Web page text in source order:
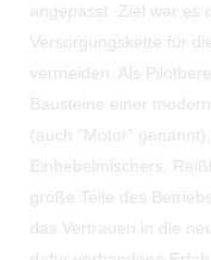
angepasst. Ziel war es
Versorgungskette für
vermeiden. Als
Bausteine einer
(auch “Motor”
Einhebelmischers.
große Teile des
das Vertrauen in die